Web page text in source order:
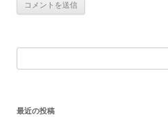
索:
最近の投稿